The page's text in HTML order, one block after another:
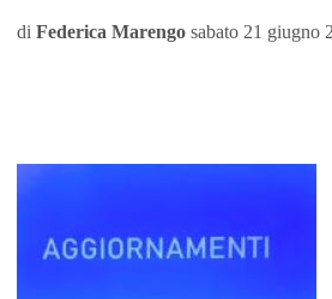
di Federica Marengo sabato 21 giugno